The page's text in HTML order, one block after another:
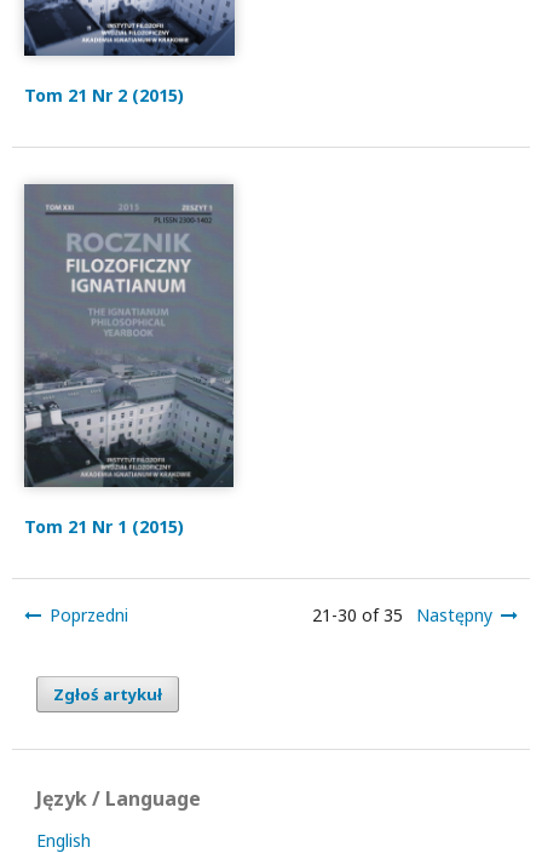
Tom 21 Nr 2 (2015)
Tom 21 Nr 1 (2015)
Poprzedni 21-30 of 35 Następny
Zgłoś artykuł
Język / Language
English